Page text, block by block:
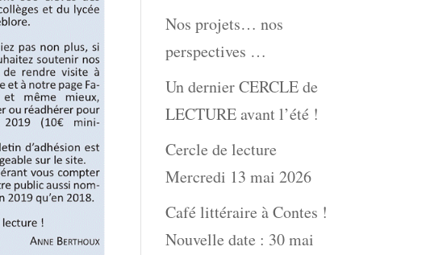
Nos projets… nos
perspectives …
Un dernier CERCLE de
LECTURE avant l’été !
Cercle de lecture
Mercredi 13 mai 2026
Café littéraire à Contes !
Nouvelle date : 30 mai